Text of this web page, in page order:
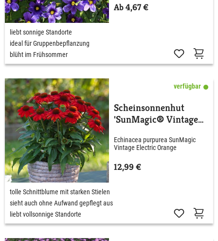
Ab 4,67 €
liebt sonnige Standorte
ideal für Gruppenbepflanzung
blüht im Frühsommer
verfügbar
Scheinsonnenhut
'SunMagic® Vintage
Echinacea purpurea SunMagic
Vintage Electric Orange
12,99 €
tolle Schnittblume mit starken Stielen
sieht auch ohne Aufwand gepflegt aus
liebt vollsonnige Standorte